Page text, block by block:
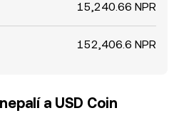
15,240.66 NPR
152,406.6 NPR
a USD Coin